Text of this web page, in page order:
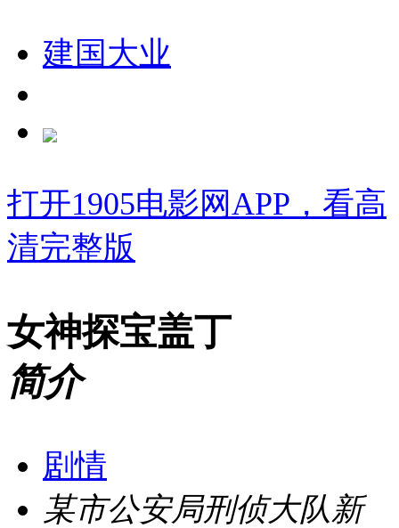
建国大业
打开1905电影网APP，看高
清完整版
女神探宝盖丁
简介
剧情
某市公安局刑侦大队新